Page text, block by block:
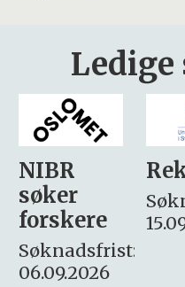
Rektor
Søknadsfrist:
15.09.2026